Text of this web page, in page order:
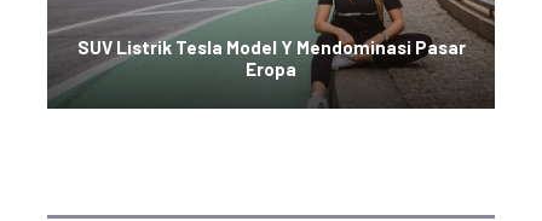
SUV Listrik Tesla Model Y Mendominasi Pasar
Eropa